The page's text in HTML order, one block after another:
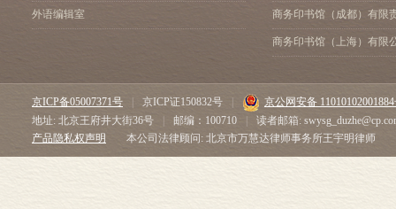
外语编辑室 商务印书馆（成都）有限
商务印书馆（上海）有限
京ICP备05007371号 京ICP证150832号
京公网安备
地址: 北京王府井大街36号
邮编：100710
读者邮箱:
产品隐私权声明
本公司法律顾问: 北京市万慧达律师事务所王宇明律师